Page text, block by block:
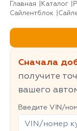
Главная Каталог
Сайлентблок
Сначала
получите
вашего
Введите VIN/